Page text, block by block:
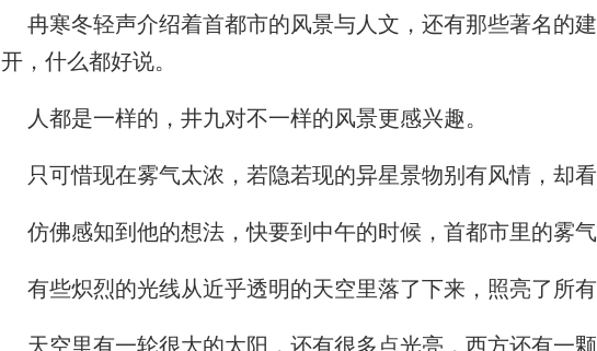
冉寒冬轻声介绍着首都市的风景与人文，还有那些著名的
开，什么都好说。
人都是一样的，井九对不一样的风景更感兴趣。
只可惜现在雾气太浓，若隐若现的异星景物别有风情，却看
仿佛感知到他的想法，快要到中午的时候，首都市里的雾气
有些炽烈的光线从近乎透明的天空里落了下来，照亮了所有
天空里有一轮很大的太阳，还有很多点光亮，西方还有一颗